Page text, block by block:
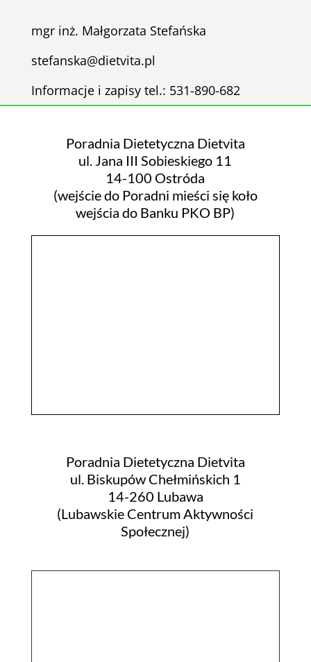
mgr inż. Małgorzata Stefańska
stefanska@dietvita.pl
Informacje i zapisy tel.: 531-890-682
Poradnia Dietetyczna Dietvita
ul. Jana III Sobieskiego 11
14-100 Ostróda
(wejście do Poradni mieści się koło
wejścia do Banku PKO BP)
Poradnia Dietetyczna Dietvita
ul. Biskupów Chełmińskich 1
14-260 Lubawa
(Lubawskie Centrum Aktywności
Społecznej)